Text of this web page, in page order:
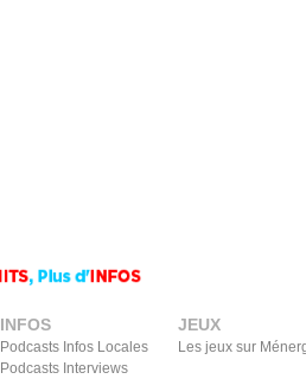
INFOS
Podcasts Infos Locales
Podcasts Interviews
JEUX
Les jeux sur